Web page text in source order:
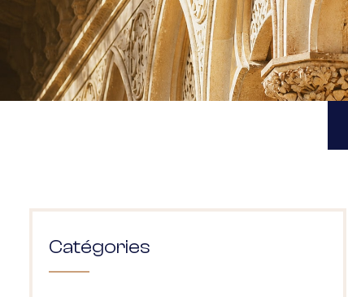
Catégories